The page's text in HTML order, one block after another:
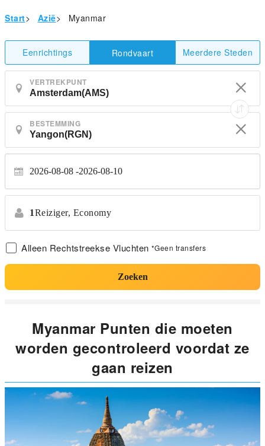
Start> Azië> Myanmar
Eenrichtings Rondvaart Meerdere Steden
VERTREKPUNT
BESTEMMING
2026-08-08 2026-08-10
1Reiziger, Economy
Alleen Rechtstreekse Vluchten *Geen transfers
Zoeken
Myanmar Punten die moeten
worden gecontroleerd voordat ze
gaan reizen